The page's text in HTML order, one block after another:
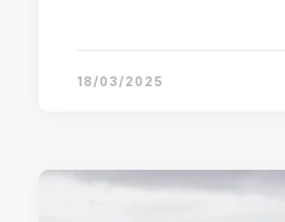
18/03/2025